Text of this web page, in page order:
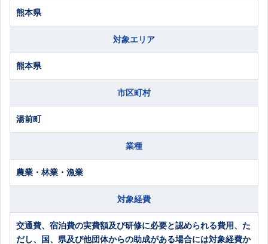
熊本県
対象エリア
熊本県
市区町村
湯前町
業種
農業・林業・漁業
対象経費
交通費、宿泊費の実費額及び研修に必要と認められる費用、た
だし、国、県及び他団体からの助成がある場合には対象経費か